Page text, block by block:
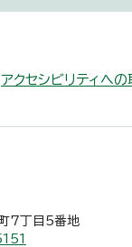
アクセシビリティへの
7丁目5番地